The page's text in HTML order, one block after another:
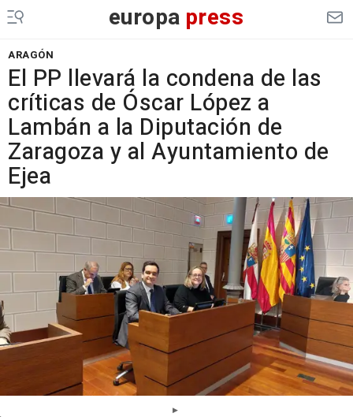
europa press
ARAGÓN
El PP llevará la condena de las
críticas de Óscar López a
Lambán a la Diputación de
Zaragoza y al Ayuntamiento de
Ejea